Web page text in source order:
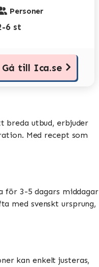
Personer
6 st
Gå till Ica.se
breda utbud, erbjuder
Med recept som
för 3-5 dagars middagar
med svenskt ursprung,
kan enkelt justeras,